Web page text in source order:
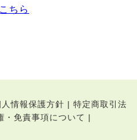
ちら
人情報保護方針 | 特定商取引法
・免責事項について |